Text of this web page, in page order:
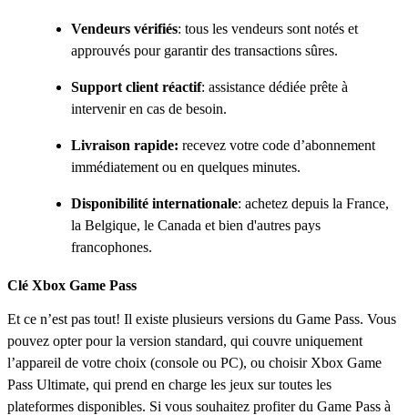
Vendeurs vérifiés: tous les vendeurs sont notés et
approuvés pour garantir des transactions sûres.
Support client réactif: assistance dédiée prête à
intervenir en cas de besoin.
Livraison rapide: recevez votre code d’abonnement
immédiatement ou en quelques minutes.
Disponibilité internationale: achetez depuis la France,
la Belgique, le Canada et bien d'autres pays
francophones.
Clé Xbox Game Pass
Et ce n’est pas tout! Il existe plusieurs versions du Game Pass. Vous
pouvez opter pour la version standard, qui couvre uniquement
l’appareil de votre choix (console ou PC), ou choisir Xbox Game
Pass Ultimate, qui prend en charge les jeux sur toutes les
plateformes disponibles. Si vous souhaitez profiter du Game Pass à